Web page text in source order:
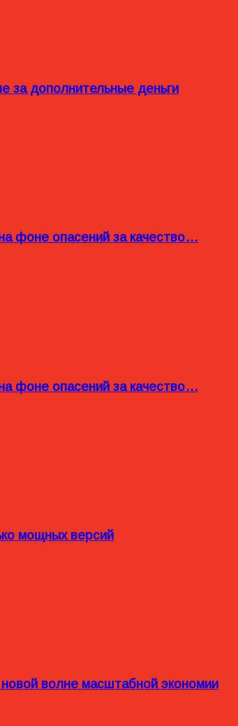
за дополнительные деньги
фоне опасений за качество…
фоне опасений за качество…
мощных версий
волне масштабной экономии